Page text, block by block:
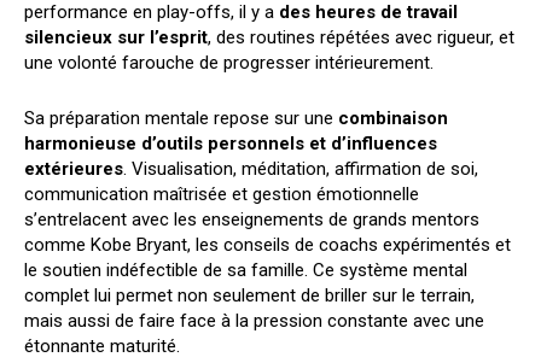
performance en play-offs, il y a des heures de travail
silencieux sur l’esprit, des routines répétées avec rigueur, et
une volonté farouche de progresser intérieurement.
Sa préparation mentale repose sur une combinaison
harmonieuse d’outils personnels et d’influences
extérieures. Visualisation, méditation, affirmation de soi,
communication maîtrisée et gestion émotionnelle
s’entrelacent avec les enseignements de grands mentors
comme Kobe Bryant, les conseils de coachs expérimentés et
le soutien indéfectible de sa famille. Ce système mental
complet lui permet non seulement de briller sur le terrain,
mais aussi de faire face à la pression constante avec une
étonnante maturité.